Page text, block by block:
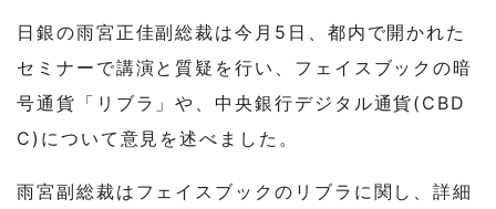
日銀の雨宮正佳副総裁は今月5日、都内で開かれた
セミナーで講演と質疑を行い、フェイスブックの暗
号通貨「リブラ」や、中央銀行デジタル通貨(CBD
C)について意見を述べました。
雨宮副総裁はフェイスブックのリブラに関し、詳細